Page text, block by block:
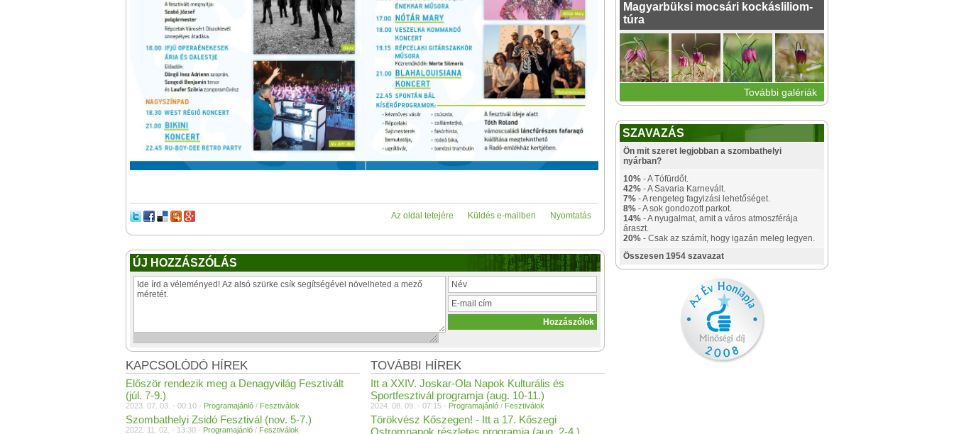
Nyomtatás
Küldés e-mailben
Az oldal tetejére
ÚJ HOZZÁSZÓLÁS
TOVÁBBI HÍREK
Itt a XXIV. Joskar-Ola Napok Kulturális és
Sportfesztivál programja (aug. 10-11.)
2024. 08. 09. - 07:15 - Programajánló / Fesztiválok
Törökvész Kőszegen! - Itt a 17. Kőszegi
KAPCSOLÓDÓ HÍREK
Először rendezik meg a Denagyvilág Fesztivált
(júl. 7-9.)
2023. 07. 03. - 00:10 - Programajánló / Fesztiválok
Szombathelyi Zsidó Fesztivál (nov. 5-7.)
2022. 11. 02. - 13:30 - Programajánló / Fesztiválok
Magyarbüksi mocsári kockásliliom-
túra
További galériák
SZAVAZÁS
Ön mit szeret legjobban a szombathelyi
nyárban?
10% - A Tófürdőt.
42% - A Savaria Karnevált.
7% - A rengeteg fagyizási lehetőséget.
8% - A sok gondozott parkot.
14% - A nyugalmat, amit a város atmoszférája
áraszt.
20% - Csak az számít, hogy igazán meleg legyen.
Összesen 1954 szavazat